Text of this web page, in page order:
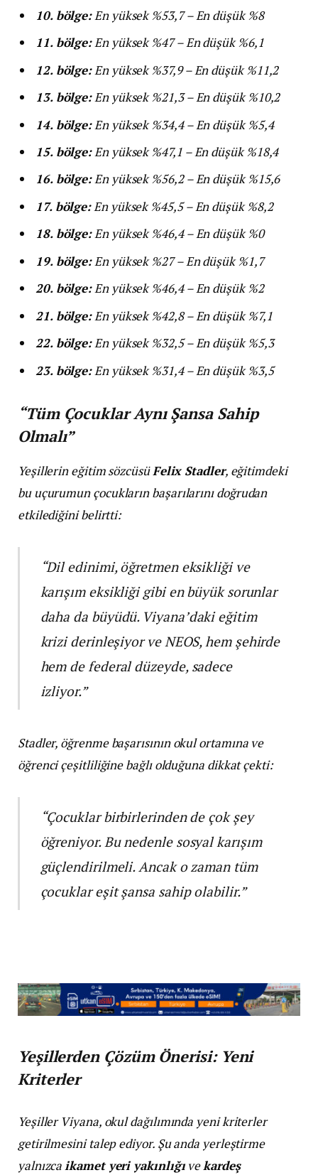
10. bölge:En yüksek %53,7 – En düşük %8
11. bölge:En yüksek %47 – En düşük %6,1
12. bölge:En yüksek %37,9 – En düşük %11,2
13. bölge:En yüksek %21,3 – En düşük %10,2
14. bölge:En yüksek %34,4 – En düşük %5,4
15. bölge:En yüksek %47,1 – En düşük %18,4
16. bölge:En yüksek %56,2 – En düşük %15,6
17. bölge:En yüksek %45,5 – En düşük %8,2
18. bölge:En yüksek %46,4 – En düşük %0
19. bölge:En yüksek %27 – En düşük %1,7
20. bölge:En yüksek %46,4 – En düşük %2
21. bölge:En yüksek %42,8 – En düşük %7,1
22. bölge:En yüksek %32,5 – En düşük %5,3
23. bölge:En yüksek %31,4 – En düşük %3,5
“Tüm Çocuklar Aynı Şansa Sahip
Olmalı”
Yeşillerin eğitim sözcüsüFelix Stadler, eğitimdeki
bu uçurumun çocukların başarılarını doğrudan
etkilediğini belirtti:
“Dil edinimi, öğretmen eksikliği ve
karışım eksikliği gibi en büyük sorunlar
daha da büyüdü. Viyana’daki eğitim
krizi derinleşiyor ve NEOS, hem şehirde
hem de federal düzeyde, sadece
izliyor.”
Stadler, öğrenme başarısının okul ortamına ve
öğrenci çeşitliliğine bağlı olduğuna dikkat çekti:
“Çocuklar birbirlerinden de çok şey
öğreniyor. Bu nedenle sosyal karışım
güçlendirilmeli. Ancak o zaman tüm
çocuklar eşit şansa sahip olabilir.”
Yeşillerden Çözüm Önerisi: Yeni
Kriterler
Yeşiller Viyana, okul dağılımında yeni kriterler
getirilmesini talep ediyor. Şu anda yerleştirme
yalnızcaikamet yeri yakınlığıvekardeş